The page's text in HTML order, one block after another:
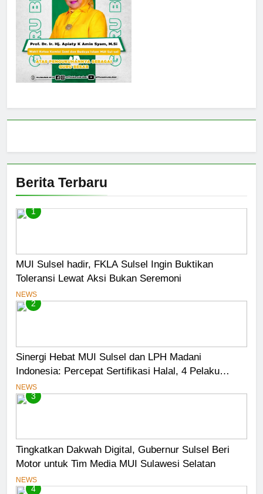
Berita Terbaru
1
MUI Sulsel hadir, FKLA Sulsel Ingin Buktikan
Toleransi Lewat Aksi Bukan Seremoni
NEWS
2
Sinergi Hebat MUI Sulsel dan LPH Madani
Indonesia: Percepat Sertifikasi Halal, 4 Pelaku
Usaha Mikro Lulus Sidang Fatwa
NEWS
3
Tingkatkan Dakwah Digital, Gubernur Sulsel Beri
Motor untuk Tim Media MUI Sulawesi Selatan
NEWS
4